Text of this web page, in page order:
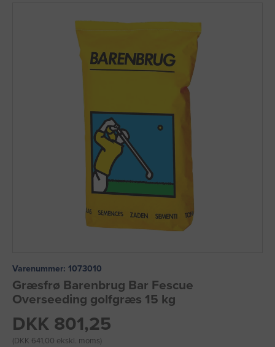
Varenummer: 1073010
Græsfrø Barenbrug Bar Fescue
Overseeding golfgræs 15 kg
DKK 801,25
(DKK 641,00 ekskl. moms)